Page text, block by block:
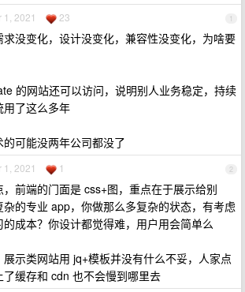
1
1, 2021 23
求没变化，设计没变化，兼容性没变化，为啥要
的网站还可以访问，说明别人业务稳定，持续
了这么多年
可能没两年公司都没了
2
1, 2021 1
前端的门面是 css+图，重点在于展示给别
杂的专业 app，你做那么多复杂的状态，有考虑
的成本？你设计都觉得难，用户用会简单么
展示类网站用 jq+模板并没有什么不妥，人家点
了缓存和 cdn 也不会慢到哪里去